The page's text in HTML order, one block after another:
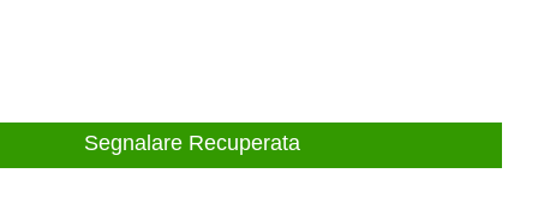
Segnalare Recuperata